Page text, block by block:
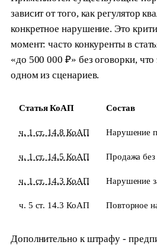
зависит от того, как регулятор
конкретное нарушение. Это
момент: часто конкуренты в
«до 500 000 ₽» без оговорки, что
одном из сценариев.
Статья КоАП Состав
ч. 1 ст. 14.8 КоАП Нарушение
ч. 1 ст. 14.5 КоАП Продажа без
ч. 1 ст. 14.3 КоАП Нарушение
ч. 5 ст. 14.3 КоАП Повторное
Дополнительно к штрафу -